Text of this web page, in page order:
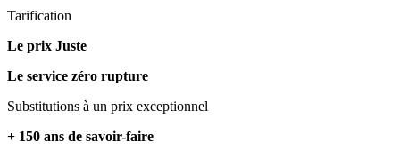
Tarification
Le prix Juste
Le service zéro rupture
Substitutions à un prix exceptionnel
+ 150 ans de savoir-faire